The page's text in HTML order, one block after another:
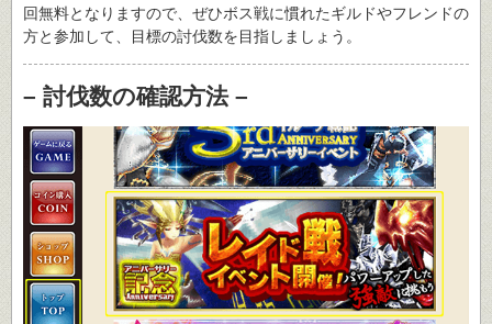
回無料となりますので、ぜひボス戦に慣れたギルドやフレンドの
方と参加して、目標の討伐数を目指しましょう。
– 討伐数の確認方法 –